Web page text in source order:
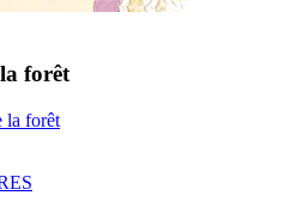
forêt
la forêt